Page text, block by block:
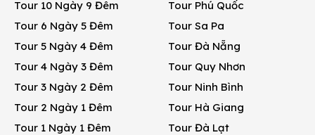
Tour 10 Ngày 9 Đêm
Tour 6 Ngày 5 Đêm
Tour 5 Ngày 4 Đêm
Tour 4 Ngày 3 Đêm
Tour 3 Ngày 2 Đêm
Tour 2 Ngày 1 Đêm
Tour 1 Ngày 1 Đêm
Tour Phú Quốc
Tour Sa Pa
Tour Đà Nẵng
Tour Quy Nhơn
Tour Ninh Bình
Tour Hà Giang
Tour Đà Lạt